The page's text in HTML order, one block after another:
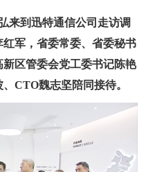
来到迅特通信公司走访调
军，省委常委、省委秘书
区管委会党工委书记陈艳
CTO魏志坚陪同接待。